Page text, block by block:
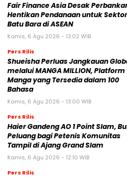
Fair Finance Asia Desak
Hentikan Pendanaan untuk Sektor
Batu Bara di ASEAN
Kamis, 6 Agu 2026 - 13:02 WIB
Pers Rilis
Shueisha Perluas Jangkauan
melalui MANGA MILLION, Platform
Manga yang Tersedia dalam 100
Bahasa
Kamis, 6 Agu 2026 - 13:00 WIB
Pers Rilis
Haier Gandeng AO 1 Point Slam,
Peluang bagi Petenis Komunitas
Tampil di Ajang Grand Slam
Kamis, 6 Agu 2026 - 12:10 WIB
Pers Rilis